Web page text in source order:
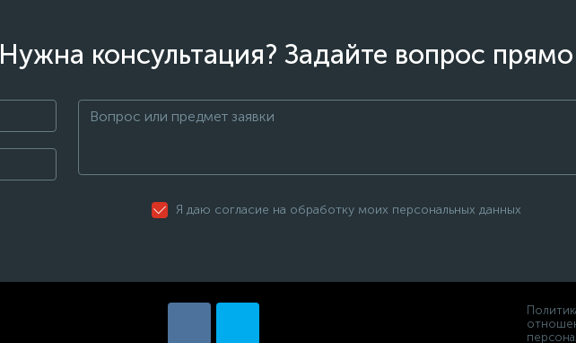
Нужна консультация? Задайте вопрос
Я даю согласие на обработку моих персональных данных